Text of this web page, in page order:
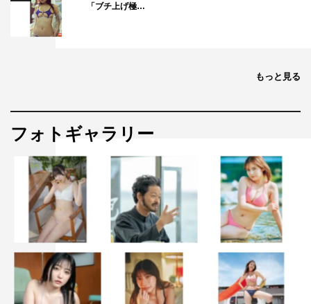
「ブチ上げ極…
もっと見る
フォトギャラリー